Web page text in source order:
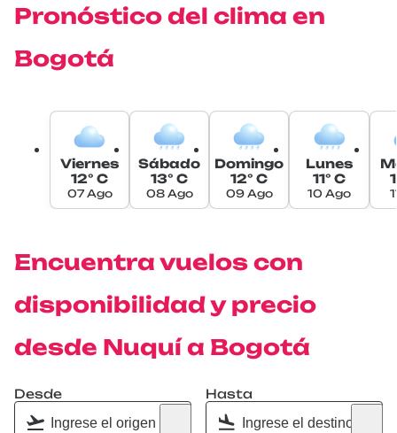
Pronóstico del clima en
Bogotá
Viernes
12° C
07 Ago
Sábado
13° C
08 Ago
Domingo
12° C
09 Ago
Lunes
11° C
10 Ago
Encuentra vuelos con
disponibilidad y precio
desde Nuquí a Bogotá
Desde Hasta